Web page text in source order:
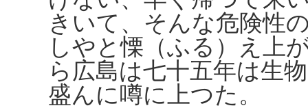
きいて、そんな危険性
しやと慄（ふる）え上
ら広島は七十五年は生
盛んに噂に上つた。